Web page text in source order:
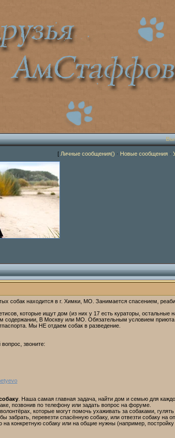
Вы
[ Личные сообщения() · Новые сообщения ·
собак находится в г. Химки, МО. Занимается спасением,
которые ищут дом (из них у 17 есть кураторы, остальные
содержании, В Москву или МО. Обязательным условием
Мы НЕ отдаем собак в разведение.
звоните:
. Наша самая главная задача, найти дом и семью для
позвонив по телефону или задать вопрос на форуме.
которые могут помочь ухаживать за собаками, гулять
забрать, перевезти спасённую собаку, или отвезти собаку на
на конкретную собаку или на общие нужны (например,